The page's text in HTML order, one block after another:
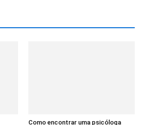
Como encontrar uma psicóloga